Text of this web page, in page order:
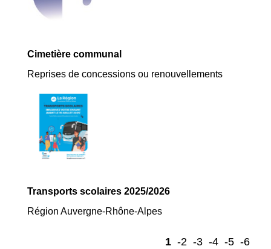
Cimetière communal
Reprises de concessions ou renouvellements
Transports scolaires 2025/2026
Région Auvergne-Rhône-Alpes
1 -2 -3 -4 -5 -6